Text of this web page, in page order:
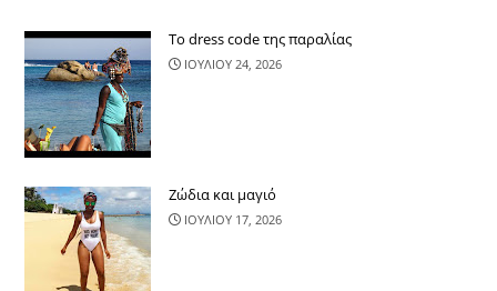
Το dress code της παραλίας
ΙΟΥΛΙΟΥ 24, 2026
Ζώδια και μαγιό
ΙΟΥΛΙΟΥ 17, 2026